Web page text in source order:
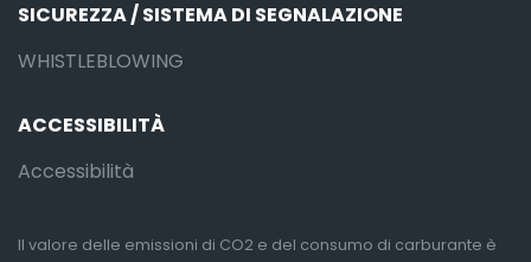
SICUREZZA / SISTEMA DI SEGNALAZIONE
WHISTLEBLOWING
ACCESSIBILITÀ
Accessibilità
Il valore delle emissioni di CO2 e del consumo di carburante è